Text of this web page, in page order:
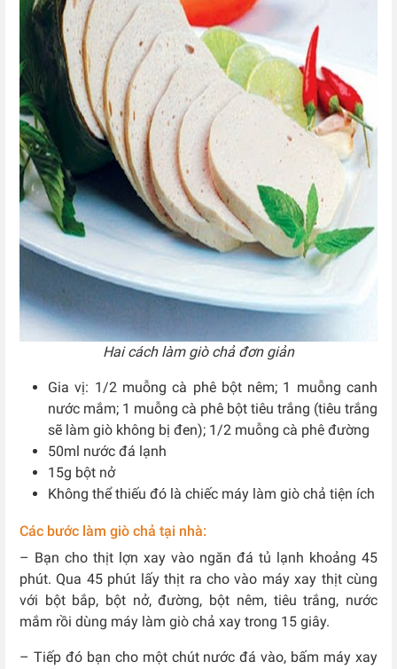
Hai cách làm giò chả đơn giản
Gia vị: 1/2 muỗng cà phê bột nêm; 1 muỗng canh
nước mắm; 1 muỗng cà phê bột tiêu trắng (tiêu trắng
sẽ làm giò không bị đen); 1/2 muỗng cà phê đường
50ml nước đá lạnh
15g bột nở
Không thể thiếu đó là chiếc máy làm giò chả tiện ích
Các bước làm giò chả tại nhà:
– Bạn cho thịt lợn xay vào ngăn đá tủ lạnh khoảng 45
phút. Qua 45 phút lấy thịt ra cho vào máy xay thịt cùng
với bột bắp, bột nở, đường, bột nêm, tiêu trắng, nước
mắm rồi dùng máy làm giò chả xay trong 15 giây.
– Tiếp đó bạn cho một chút nước đá vào, bấm máy xay